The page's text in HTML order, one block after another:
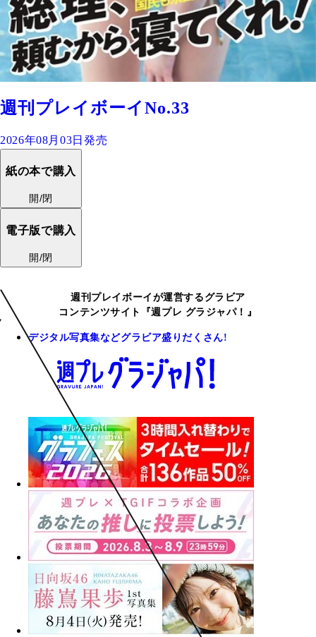
週刊プレイボーイNo.33
2026年08月03日発売
紙の本で購入
開/閉
電子版で購入
開/閉
週刊プレイボーイが運営するグラビア
コンテンツサイト『週プレ グラジャパ！』
デジタル写真集などグラビア盛りだくさん!